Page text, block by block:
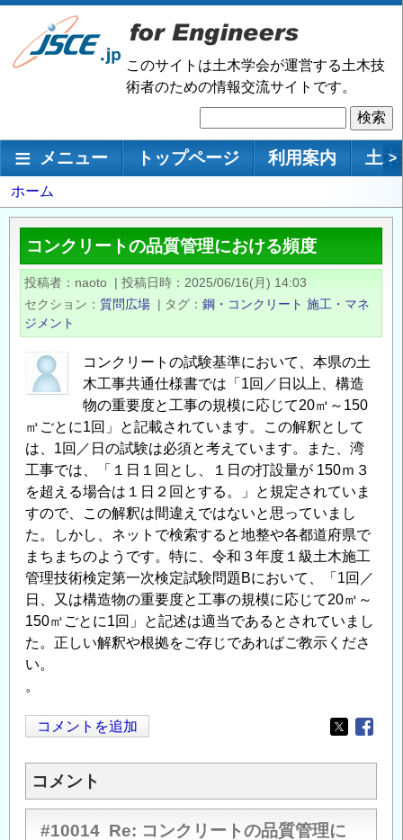
メ
ン
移
このサイトは土木学会が運営する土木技
術者のための情報交流サイトです。
索
メインナビゲーション
メニュー トップページ 利用案内 土 >
パ
ン
ず
ホーム
コンクリートの品質管理における頻度
投稿者 naoto | 投稿日時
2025/06/16(月) 14:03
セクション
質問広場 | タグ 鋼・コンクリート 施工・マネ
ジメント
コンクリートの試験基準において、本県の土
木工事共通仕様書では「1回／日以上、構造
物の重要度と工事の規模に応じて20㎥～150
㎥ごとに1回」と記載されています。この解釈として
は、1回／日の試験は必須と考えています。また、湾
工事では、「１日１回とし、１日の打設量が 150ｍ３
を超える場合は１日２回とする。」と規定されていま
すので、この解釈は間違えではないと思っていまし
た。しかし、ネットで検索すると地整や各都道府県で
まちまちのようです。特に、令和３年度１級土木施工
管理技術検定第一次検定試験問題Bにおいて、「1回／
日、又は構造物の重要度と工事の規模に応じて20㎥～
150㎥ごとに1回」と記述は適当であるとされていまし
た。正しい解釈や根拠をご存じであればご教示くださ
い。
。
コメントを追加
Opens in
コメント
#10014 Re: コンクリートの品質管理に